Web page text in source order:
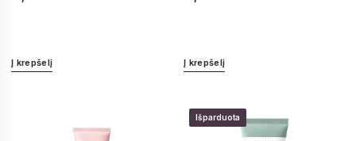
Į krepšelį Į krepšelį
Išparduota